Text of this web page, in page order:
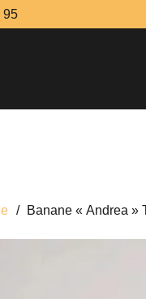
95
/ Banane « Andrea »